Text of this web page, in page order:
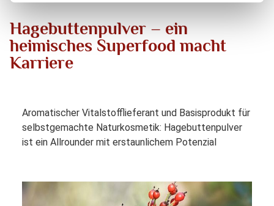
Hagebuttenpulver – ein
heimisches Superfood macht
Karriere
Aromatischer Vitalstofflieferant und Basisprodukt für
selbstgemachte Naturkosmetik: Hagebuttenpulver
ist ein Allrounder mit erstaunlichem Potenzial